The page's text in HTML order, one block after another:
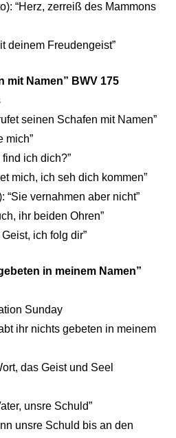
“Herz, zerreiß des Mammons
deinem Freudengeist”
mit Namen” BWV 175
seinen Schafen mit Namen”
mich”
find ich dich?”
mich, ich seh dich kommen”
“Sie vernahmen aber nicht”
ihr beiden Ohren”
ich folg dir”
in meinem Namen”
Sunday
ihr nichts gebeten in meinem
das Geist und Seel
unsre Schuld”
unsre Schuld bis an den